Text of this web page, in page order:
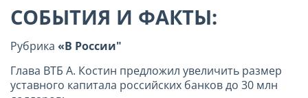
СОБЫТИЯ И ФАКТЫ:
Рубрика «В России"
Глава ВТБ А. Костин предложил увеличить размер
уставного капитала российских банков до 30 млн